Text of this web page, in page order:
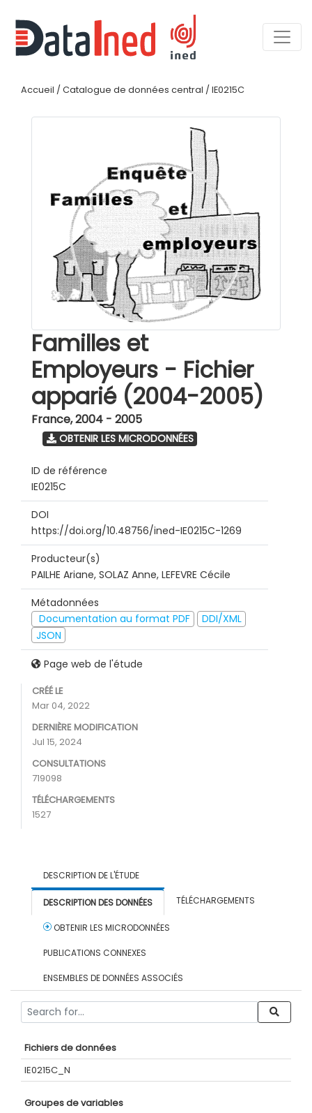
Accueil / Catalogue de données central / IE0215C
Familles et
Employeurs - Fichier
apparié (2004-2005)
France,2004 - 2005
OBTENIR LES MICRODONNÉES
ID de référence
IE0215C
DOI
https://doi.org/10.48756/ined-IE0215C-1269
Producteur(s)
PAILHE Ariane, SOLAZ Anne, LEFEVRE Cécile
Métadonnées
Documentation au format PDF
DDI/XML
JSON
Page web de l'étude
CRÉÉ LE
Mar 04, 2022
DERNIÈRE MODIFICATION
Jul 15, 2024
CONSULTATIONS
719098
TÉLÉCHARGEMENTS
1527
DESCRIPTION DE L'ÉTUDE
DESCRIPTION DES DONNÉES TÉLÉCHARGEMENTS
OBTENIR LES MICRODONNÉES
PUBLICATIONS CONNEXES
ENSEMBLES DE DONNÉES ASSOCIÉS
Fichiers de données
IE0215C_N
Groupes de variables